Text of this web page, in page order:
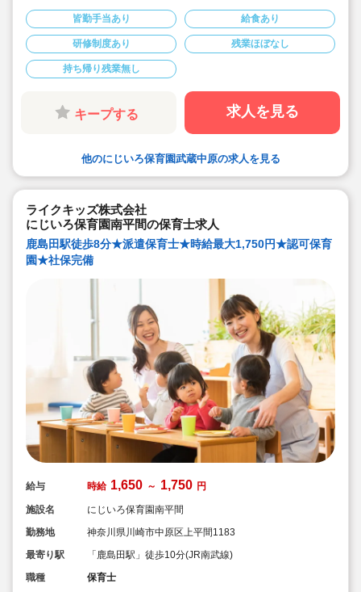
城駅」徒歩19分の認可保育園です
★時給1,650円～1,750円、別途交通費支給！
★時間固定＆土日祝休み！
★ワークライフバランス重視してご勤務いただけます
★４月スタートOK！
皆勤手当あり 給食あり
研修制度あり 残業ほぼなし
持ち帰り残業無し
キープする 求人を見る
他のにじいろ保育園武蔵中原の求人を見る
ライクキッズ株式会社
にじいろ保育園南平間の保育士求人
鹿島田駅徒歩8分★派遣保育士★時給最大1,750円★認可保育
園★社保完備
給与 時給 1,650 ～ 1,750 円
施設名
にじいろ保育園南平間
勤務地
神奈川県川崎市中原区上平間1183
最寄り駅
「鹿島田駅」徒歩10分(JR南武線)
職種
保育士